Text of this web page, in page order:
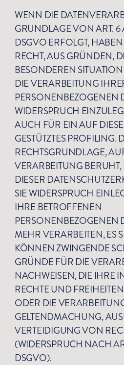
WENN DIE
GRUNDLAGE VON ART. 6
DSGVO ERFOLGT,
RECHT, AUS GRÜNDEN,
BESONDEREN
DIE VERARBEITUNG
PERSONENBEZOGENEN
WIDERSPRUCH
AUCH FÜR EIN AUF
GESTÜTZTES PROFILING.
RECHTSGRUNDLAGE,
VERARBEITUNG
DIESER
SIE WIDERSPRUCH
IHRE BETROFFENEN
PERSONENBEZOGENEN
MEHR VERARBEITEN, ES
KÖNNEN ZWINGENDE
GRÜNDE FÜR DIE
NACHWEISEN, DIE IHRE
RECHTE UND
ODER DIE
GELTENDMACHUNG,
VERTEIDIGUNG VON
(WIDERSPRUCH NACH
DSGVO).